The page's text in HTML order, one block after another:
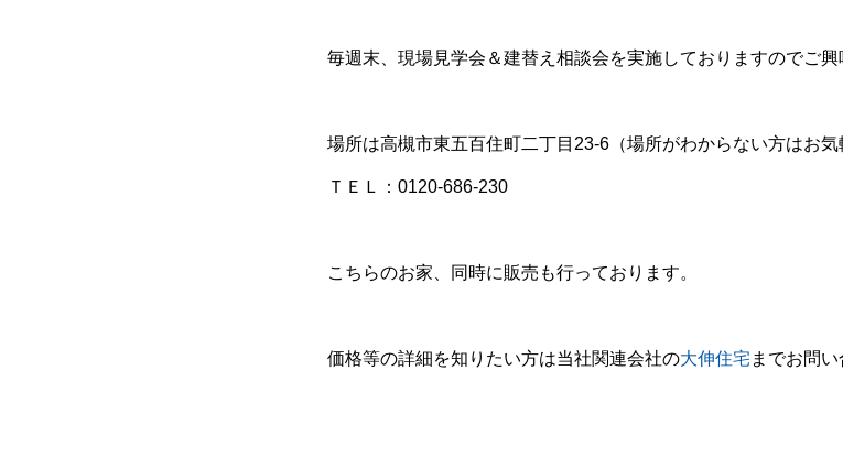
毎週末、現場見学会＆建替え相談会を実施しておりますのでご興
場所は高槻市東五百住町二丁目23-6（場所がわからない方はお気
ＴＥＬ：0120-686-230
こちらのお家、同時に販売も行っております。
価格等の詳細を知りたい方は当社関連会社の大伸住宅 までお問い